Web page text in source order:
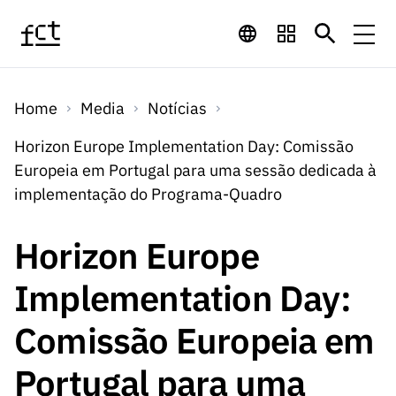
Financiamento
Programas de
Financiamento
Prémios
LINKS
RÁPIDOS
Emprego
Científico
Projetos
I&D
Instituiçõ
Concursos
Concursos
Concursos Abertos
Concursos Previstos
Concursos Fechados
Calendário de
Concursos FCT 2026
Emprego
Científico
Projetos
Serviços
ServiçosServiços digitais:
Tecnologia para o
Conhecimento
Media
MediaNotícias
Notas de Imprensa
LINKS
Sobre
Home Media
Notícias
Horizon Europe Implementation Day: Comissão
Europeia em Portugal para uma sessão dedicada à
implementação do Programa-Quadro
Horizon Europe
Implementation Day:
Comissão Europeia em
Portugal para uma